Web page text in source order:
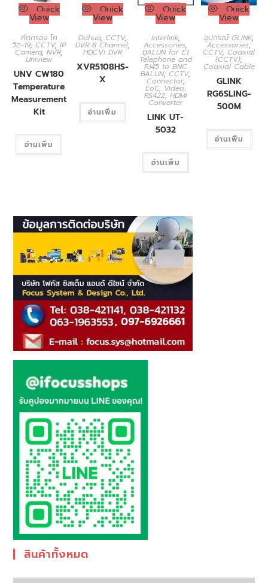
Quick
View
คัดกรอง โค
วิด-19, CCTV,IP
Camera,NVR,
Uniview
UNV CW180
Temperature
Measurement
Kit
อ่านเพิ่ม
Quick
View
Dahua, CCTV,
DVR 8 Channel,
HDCVI DVR
XVR5108HS-
X
อ่านเพิ่ม
Quick
View
Interlink,
Accessories,
BALUN for E1
Telephone and
RJ45 to BNC
BALUN, CCTV,
Connector,
EoC, Video,
RS422, HDMI
Converter
LINK UT-
5032
อ่านเพิ่ม
Quick
View
อุปกรณ์ GLINK,
Accessories,
CCTV, Coaxial
(CCTV),
Coaxial Cable
GLINK
RG6SLING-
500M
อ่านเพิ่ม
สินค้าทั้งหมด